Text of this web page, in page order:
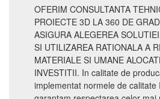
OFERIM CONSULTANTA
PROIECTE 3D LA 360 DE
ASIGURA ALEGEREA
SI UTILIZAREA RATIONALA A
MATERIALE SI UMANE
INVESTITII. In calitate de
implementat normele de calitate